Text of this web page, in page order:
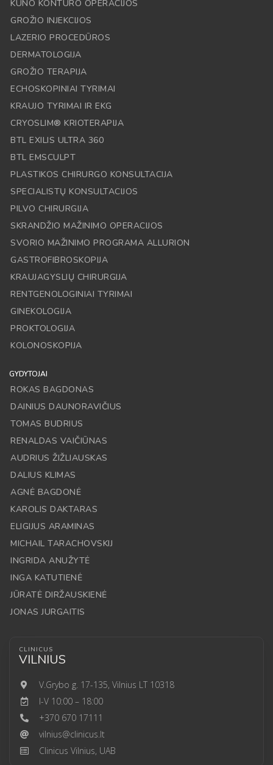
KŪNO KONTŪRO OPERACIJOS
GROŽIO INJEKCIJOS
LAZERIO PROCEDŪROS
DERMATOLOGIJA
GROŽIO TERAPIJA
ECHOSKOPINIAI TYRIMAI
KRAUJO TYRIMAI IR EKG
CRYOSLIM® KRIOTERAPIJA
BTL EXILIS ULTRA 360
BTL EMSCULPT
PLASTIKOS CHIRURGO KONSULTACIJA
SPECIALISTŲ KONSULTACIJOS
PILVO CHIRURGIJA
SKRANDŽIO MAŽINIMO OPERACIJOS
SVORIO MAŽINIMO PROGRAMA ALLURION
GASTROFIBROSKOPIJA
KRAUJAGYSLIŲ CHIRURGIJA
RENTGENOLOGINIAI TYRIMAI
GINEKOLOGIJA
PROKTOLOGIJA
KOLONOSKOPIJA
GYDYTOJAI
ROKAS BAGDONAS
DAINIUS DAUNORAVIČIUS
TOMAS BUDRIUS
RENALDAS VAIČIŪNAS
AUDRIUS ŽIŽLIAUSKAS
DALIUS KLIMAS
AGNĖ BAGDONĖ
KAROLIS DAKTARAS
ELIGIJUS ARAMINAS
MICHAIL TARACHOVSKIJ
INGRIDA ANUŽYTĖ
INGA KATUTIENĖ
JŪRATĖ DIRŽAUSKIENĖ
JONAS JURGAITIS
CLINICUS
VILNIUS
V.Grybo g. 17-135, Vilnius LT 10318
I-V 10:00 – 18:00
+370 670 17111
vilnius@clinicus.lt
Clinicus Vilnius, UAB